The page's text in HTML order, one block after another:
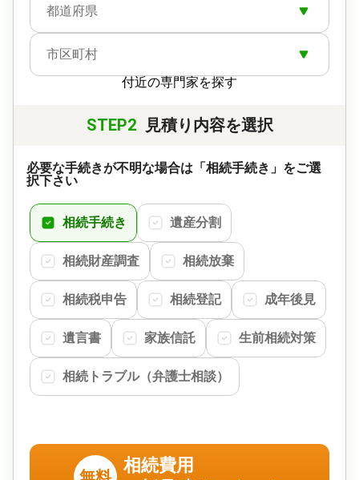
無料 / 18時以降相談可 / オンライン面談可 / 事務所面
都道府県
市区町村
付近の専門家を探す
STEP2 見積り内容を選択
必要な手続きが不明な場合は「相続手続き」をご選
択下さい
相続手続き 遺産分割
相続財産調査 相続放棄
相続税申告 相続登記 成年後見
遺言書 家族信託 生前相続対策
相続トラブル（弁護士相談）
相続費用